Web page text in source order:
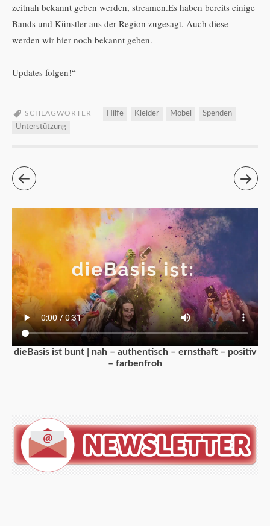
zeitnah bekannt geben werden, streamen.Es haben bereits einige
Bands und Künstler aus der Region zugesagt. Auch diese
werden wir hier noch bekannt geben.
Updates folgen!“
SCHLAGWÖRTER Hilfe Kleider Möbel
Spenden
Unterstützung
dieBasis ist bunt | nah – authentisch – ernsthaft – positiv
– farbenfroh